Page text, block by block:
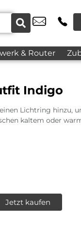
& Router
Indigo
Lichtring hinzu,
kaltem oder
Jetzt kaufen